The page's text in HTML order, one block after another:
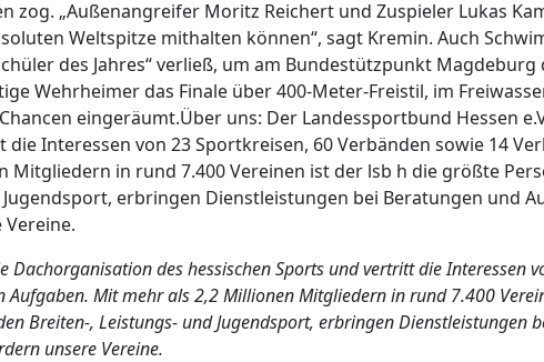
„Außenangreifer Moritz Reichert und Zuspieler Lukas
Weltspitze mithalten können“, sagt Kremin. Auch
des Jahres“ verließ, um am Bundestützpunkt
Wehrheimer das Finale über 400-Meter-Freistil, im
eingeräumt.Über uns: Der Landessportbund Hessen
Interessen von 23 Sportkreisen, 60 Verbänden sowie 14
in rund 7.400 Vereinen ist der lsb h die größte
erbringen Dienstleistungen bei Beratungen und
Dachorganisation des hessischen Sports und vertritt die Interessen
Mit mehr als 2,2 Millionen Mitgliedern in rund 7.400
Breiten-, Leistungs- und Jugendsport, erbringen Dienstleistungen
unsere Vereine.